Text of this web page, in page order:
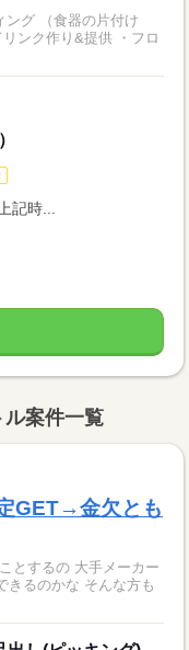
ング （食器の片付け
ンク作り&提供 ・フロ
記時...
ル案件一覧
GET→金欠とも
とするの 大手メーカー
きるのかな そんな方も